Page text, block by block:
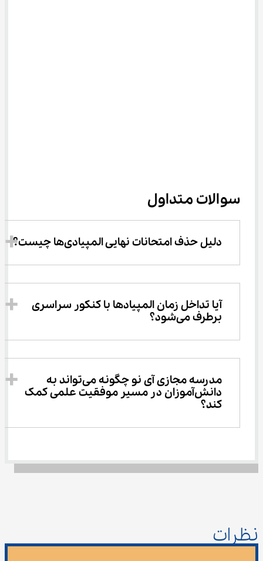
سوالات متداول
دلیل حذف امتحانات نهایی المپیادی‌ها چیست؟
آیا تداخل زمان المپیادها با کنکور سراسری
برطرف می‌شود؟
مدرسه مجازی آی‌ نو چگونه می‌تواند به
دانش‌آموزان در مسیر موفقیت علمی کمک
کند؟
نظرات